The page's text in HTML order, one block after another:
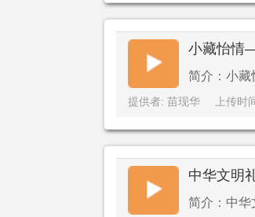
小藏怡情
简介：小
提供者: 苗现华 上传时
中华文明
简介：中华